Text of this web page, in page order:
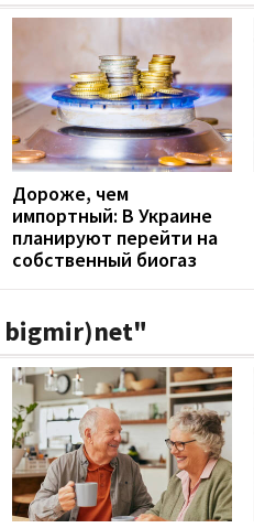
Дороже, чем
импортный: В Украине
планируют перейти на
собственный биогаз